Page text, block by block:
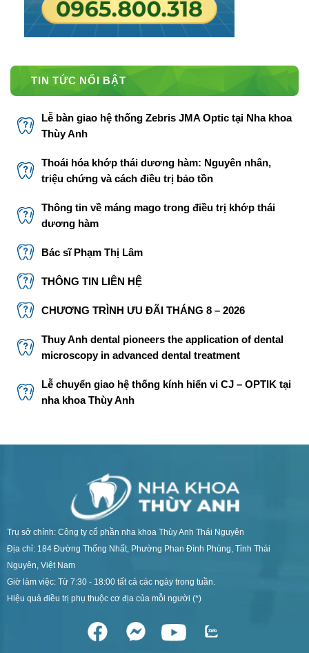
TIN TỨC NỔI BẬT
Lễ bàn giao hệ thống Zebris JMA Optic tại Nha khoa
Thùy Anh
Thoái hóa khớp thái dương hàm: Nguyên nhân,
triệu chứng và cách điều trị bảo tồn
Thông tin về máng mago trong điều trị khớp thái
dương hàm
Bác sĩ Phạm Thị Lâm
THÔNG TIN LIÊN HỆ
CHƯƠNG TRÌNH ƯU ĐÃI THÁNG 8 – 2026
Thuy Anh dental pioneers the application of dental
microscopy in advanced dental treatment
Lễ chuyển giao hệ thống kính hiển vi CJ – OPTIK tại
nha khoa Thùy Anh
Trụ sở chính: Công ty cổ phần nha khoa Thùy Anh Thái Nguyên
Địa chỉ: 184 Đường Thống Nhất, Phường Phan Đình Phùng, Tỉnh Thái
Nguyên, Việt Nam
Giờ làm việc: Từ 7:30 - 18:00 tất cả các ngày trong tuần.
Hiệu quả điều trị phụ thuộc cơ địa của mỗi người (*)